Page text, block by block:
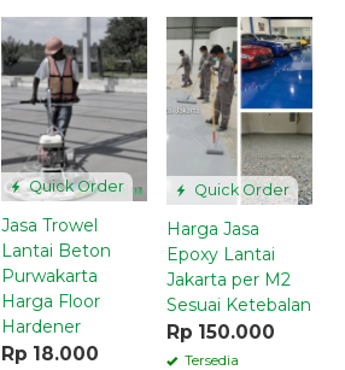
Quick Order
Jasa Trowel
Lantai Beton
Purwakarta
Harga Floor
Hardener
Rp 18.000
Quick Order
Harga Jasa
Epoxy Lantai
Jakarta per M2
Sesuai Ketebalan
Rp 150.000
Tersedia